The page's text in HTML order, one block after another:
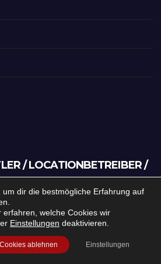
/ LOCATIONBETREIBER /
oder Veranstalter? Du
Events/Veranstaltungen
verwalten? Oder du hast
dir die bestmögliche Erfahrung auf
welche Cookies wir
Einstellungen deaktivieren.
ablehnen Einstellungen